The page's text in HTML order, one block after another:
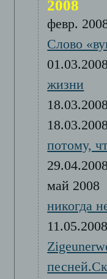
2008
февр.
Слово
жизни
потому,
май
никогда